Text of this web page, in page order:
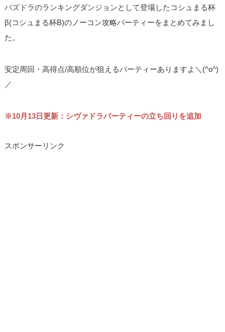
パズドラのランキングダンジョンとして登場したコシュまる杯
β(コシュまる杯B)のノーコン攻略パーティーをまとめてみまし
た。
安定周回・高得点/高順位が狙えるパーティーありますよ＼(^o^)
／
※10月13日更新：シヴァドラパーティーの立ち回りを追加
スポンサーリンク